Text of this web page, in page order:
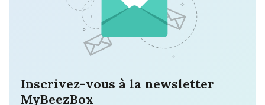
Inscrivez-vous à la newsletter
MyBeezBox